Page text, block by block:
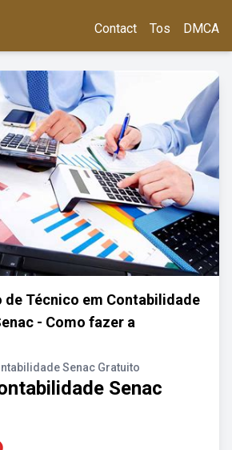
Contact Tos DMCA
de Técnico em Contabilidade
- Como fazer a
Senac Gratuito
Senac